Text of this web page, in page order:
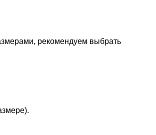
рекомендуем выбрать